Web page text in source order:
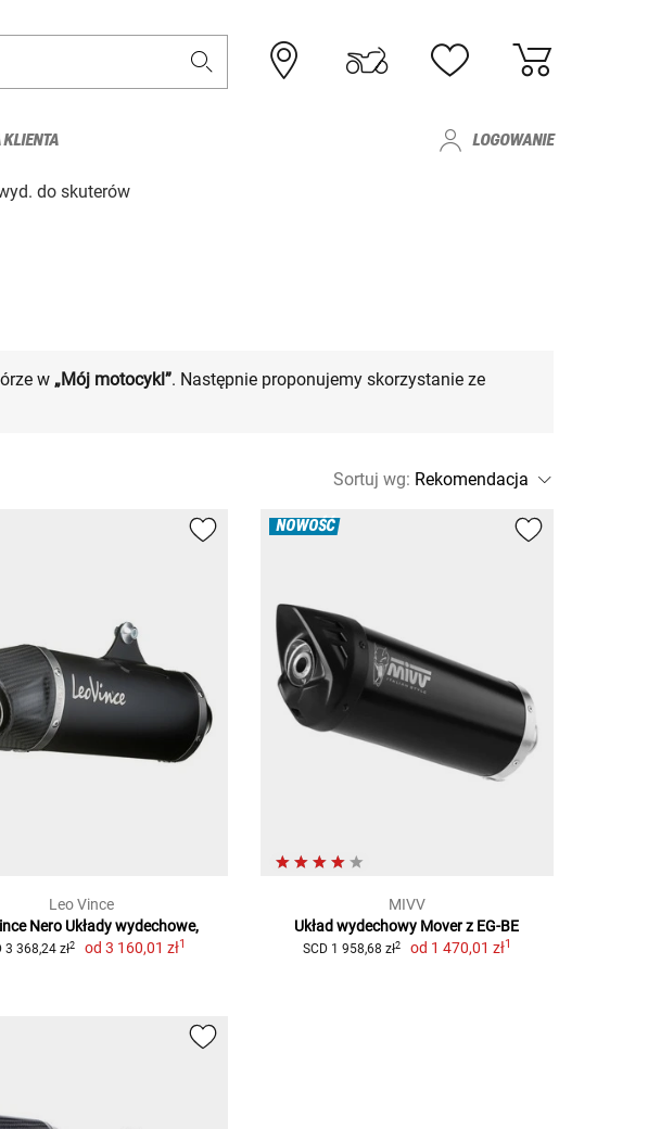
KLIENTA LOGOWANIE
do skuterów
w „Mój motocykl”. Następnie proponujemy skorzystanie ze
Sortuj wg:
Leo Vince
Nero Układy wydechowe,
3 368,24 zł2 od3 160,01 zł1
NOWOŚĆ
MIVV
Układ wydechowy Mover z EG-BE
SCD 1 958,68 zł2 od 1 470,01 zł1